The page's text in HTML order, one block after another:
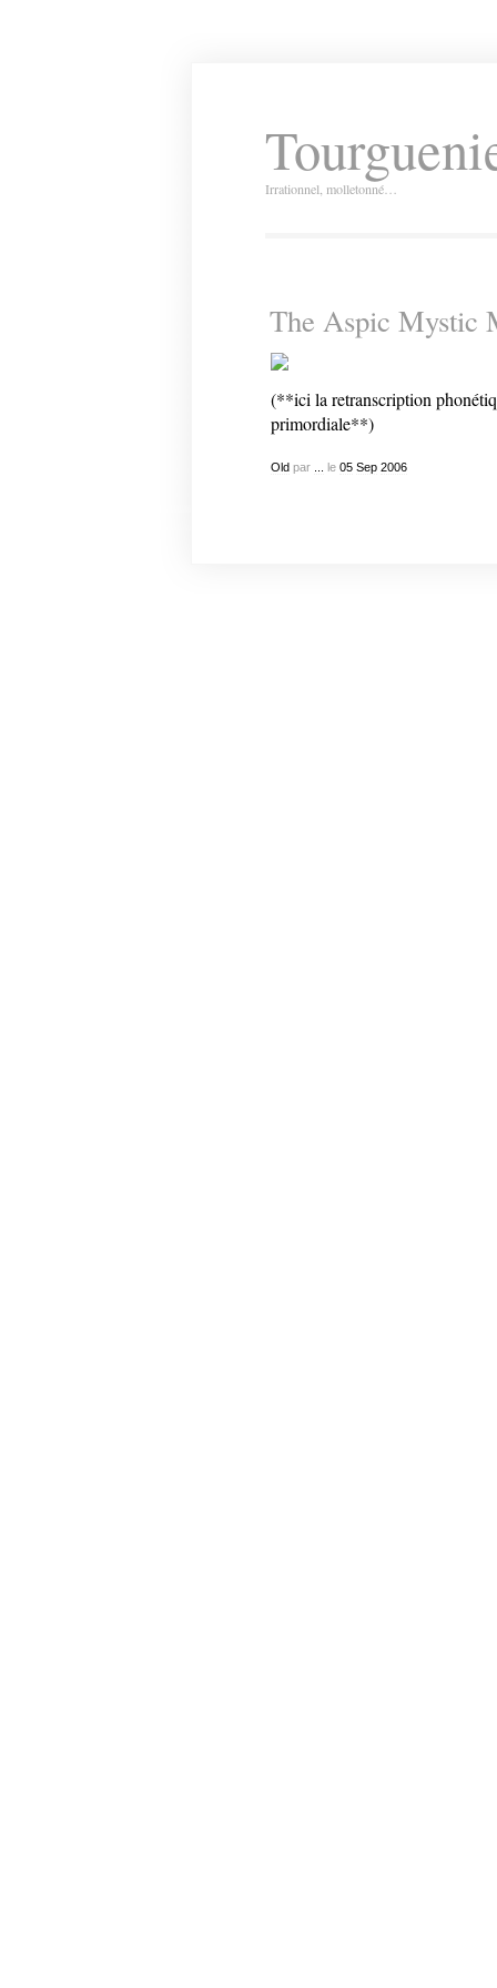
Irrationnel, molletonné…
The Aspic Mystic
(**ici la retranscription
primordiale**)
Old par le 05 Sep 2006